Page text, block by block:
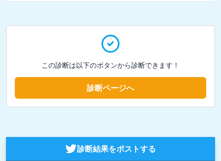
この診断は以下のボタンから診断できます！
診断ページへ
診断結果をポストする